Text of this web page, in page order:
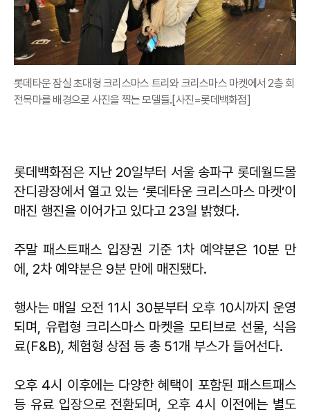
롯데타운 잠실 초대형 크리스마스 트리와 크리스마스 마켓에서 2층 회
전목마를 배경으로 사진을 찍는 모델들.[사진=롯데백화점]
롯데백화점은 지난 20일부터 서울 송파구 롯데월드몰
잔디광장에서 열고 있는 ‘롯데타운 크리스마스 마켓’이
매진 행진을 이어가고 있다고 23일 밝혔다.
주말 패스트패스 입장권 기준 1차 예약분은 10분 만
에, 2차 예약분은 9분 만에 매진됐다.
행사는 매일 오전 11시 30분부터 오후 10시까지 운영
되며, 유럽형 크리스마스 마켓을 모티브로 선물, 식음
료(F&B), 체험형 상점 등 총 51개 부스가 들어선다.
오후 4시 이후에는 다양한 혜택이 포함된 패스트패스
등 유료 입장으로 전환되며, 오후 4시 이전에는 별도